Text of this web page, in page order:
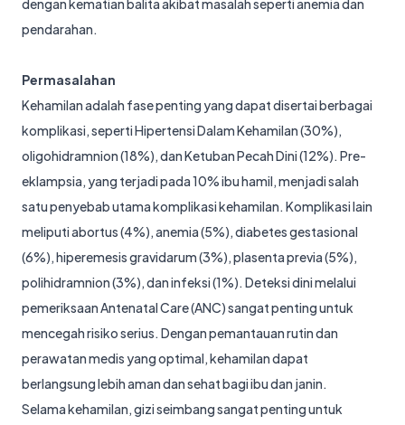
dengan kematian balita akibat masalah seperti anemia dan
pendarahan.
Permasalahan
Kehamilan adalah fase penting yang dapat disertai berbagai
komplikasi, seperti Hipertensi Dalam Kehamilan (30%),
oligohidramnion (18%), dan Ketuban Pecah Dini (12%). Pre-
eklampsia, yang terjadi pada 10% ibu hamil, menjadi salah
satu penyebab utama komplikasi kehamilan. Komplikasi lain
meliputi abortus (4%), anemia (5%), diabetes gestasional
(6%), hiperemesis gravidarum (3%), plasenta previa (5%),
polihidramnion (3%), dan infeksi (1%). Deteksi dini melalui
pemeriksaan Antenatal Care (ANC) sangat penting untuk
mencegah risiko serius. Dengan pemantauan rutin dan
perawatan medis yang optimal, kehamilan dapat
berlangsung lebih aman dan sehat bagi ibu dan janin.
Selama kehamilan, gizi seimbang sangat penting untuk